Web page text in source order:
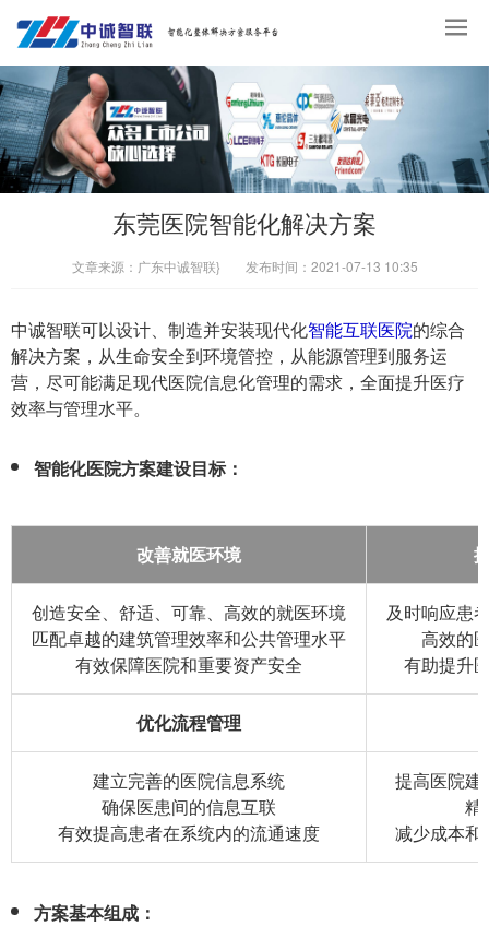
东莞医院智能化解决方案
文章来源： 广东中诚智联} 发布时间： 2021-07-13 10:35
中诚智联可以设计、制造并安装现代化智能互联医院的综合
解决方案，从生命安全到环境管控，从能源管理到服务运
营，尽可能满足现代医院信息化管理的需求，全面提升医疗
效率与管理水平。
智能化医院方案建设目标：
改善就医环境
创造安全、舒适、可靠、高效的就医环境
匹配卓越的建筑管理效率和公共管理水平
有效保障医院和重要资产安全
及时响应患
高效的
有助提升
优化流程管理
建立完善的医院信息系统
确保医患间的信息互联
有效提高患者在系统内的流通速度
提高医院建
精
减少成本和
方案基本组成：